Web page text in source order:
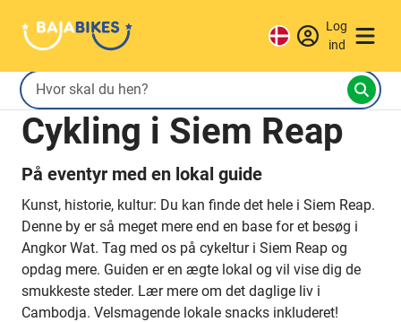
Log
ind
Cykling i Siem Reap
På eventyr med en lokal guide
Kunst, historie, kultur: Du kan finde det hele i Siem Reap.
Denne by er så meget mere end en base for et besøg i
Angkor Wat. Tag med os på cykeltur i Siem Reap og
opdag mere. Guiden er en ægte lokal og vil vise dig de
smukkeste steder. Lær mere om det daglige liv i
Cambodja. Velsmagende lokale snacks inkluderet!